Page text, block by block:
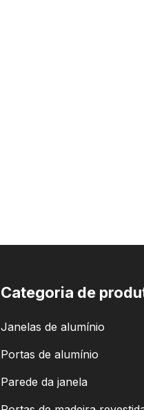
Categoria de
Janelas de alumínio
Portas de alumínio
Parede da janela